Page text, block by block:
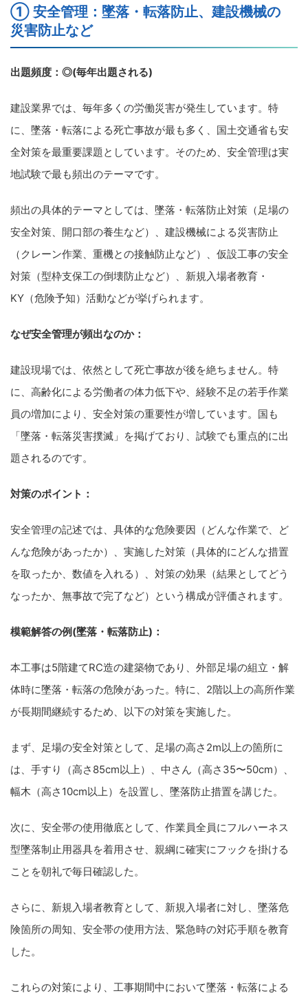
① 安全管理：墜落・転落防止、建設機械の
災害防止など
出題頻度：◎(毎年出題される)
建設業界では、毎年多くの労働災害が発生しています。特
に、墜落・転落による死亡事故が最も多く、国土交通省も安
全対策を最重要課題としています。そのため、安全管理は実
地試験で最も頻出のテーマです。
頻出の具体的テーマとしては、墜落・転落防止対策（足場の
安全対策、開口部の養生など）、建設機械による災害防止
（クレーン作業、重機との接触防止など）、仮設工事の安全
対策（型枠支保工の倒壊防止など）、新規入場者教育・
KY（危険予知）活動などが挙げられます。
なぜ安全管理が頻出なのか：
建設現場では、依然として死亡事故が後を絶ちません。特
に、高齢化による労働者の体力低下や、経験不足の若手作業
員の増加により、安全対策の重要性が増しています。国も
「墜落・転落災害撲滅」を掲げており、試験でも重点的に出
題されるのです。
対策のポイント：
安全管理の記述では、具体的な危険要因（どんな作業で、ど
んな危険があったか）、実施した対策（具体的にどんな措置
を取ったか、数値を入れる）、対策の効果（結果としてどう
なったか、無事故で完了など）という構成が評価されます。
模範解答の例(墜落・転落防止)：
本工事は5階建てRC造の建築物であり、外部足場の組立・解
体時に墜落・転落の危険があった。特に、2階以上の高所作業
が長期間継続するため、以下の対策を実施した。
まず、足場の安全対策として、足場の高さ2m以上の箇所に
は、手すり（高さ85cm以上）、中さん（高さ35〜50cm）、
幅木（高さ10cm以上）を設置し、墜落防止措置を講じた。
次に、安全帯の使用徹底として、作業員全員にフルハーネス
型墜落制止用器具を着用させ、親綱に確実にフックを掛ける
ことを朝礼で毎日確認した。
さらに、新規入場者教育として、新規入場者に対し、墜落危
険箇所の周知、安全帯の使用方法、緊急時の対応手順を教育
した。
これらの対策により、工事期間中において墜落・転落による